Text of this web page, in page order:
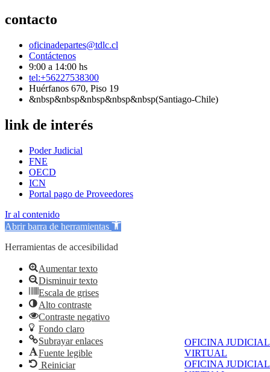
OFICINA JUDICIAL
VIRTUAL
OFICINA JUDICIAL
contacto
oficinadepartes@tdlc.cl
Contáctenos
9:00 a 14:00 hs
tel:+56227538300
Huérfanos 670, Piso 19
&nbsp&nbsp&nbsp&nbsp&nbsp(Santiago-Chile)
link de interés
Poder Judicial
FNE
OECD
ICN
Portal pago de Proveedores
Ir al contenido
Abrir barra de herramientas
Herramientas de accesibilidad
Aumentar texto
Disminuir texto
Escala de grises
Alto contraste
Contraste negativo
Fondo claro
Subrayar enlaces
Fuente legible
Reiniciar